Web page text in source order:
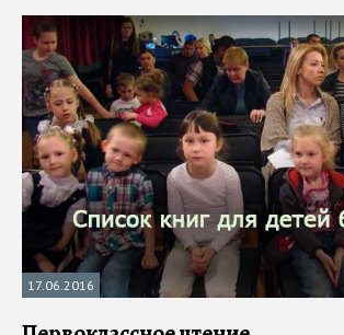
17.06.2016